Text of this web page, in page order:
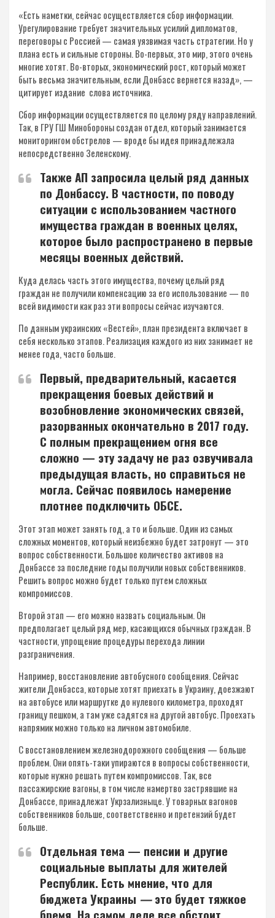
«Есть наметки, сейчас осуществляется сбор информации.
Урегулирование требует значительных усилий дипломатов,
переговоры с Россией — самая уязвимая часть стратегии. Но у
плана есть и сильные стороны. Во-первых, это мир, этого очень
многие хотят. Во-вторых, экономический рост, который может
быть весьма значительным, если Донбасс вернется назад», —
цитирует издание слова источника.
Сбор информации осуществляется по целому ряду направлений.
Так, в ГРУ ГШ Минобороны создан отдел, который занимается
мониторингом обстрелов — вроде бы идея принадлежала
непосредственно Зеленскому.
Также АП запросила целый ряд данных
по Донбассу. В частности, по поводу
ситуации с использованием частного
имущества граждан в военных целях,
которое было распространено в первые
месяцы военных действий.
Куда делась часть этого имущества, почему целый ряд
граждан не получили компенсацию за его использование — по
всей видимости как раз эти вопросы сейчас изучаются.
По данным украинских «Вестей», план президента включает в
себя несколько этапов. Реализация каждого из них занимает не
менее года, часто больше.
Первый, предварительный, касается
прекращения боевых действий и
возобновление экономических связей,
разорванных окончательно в 2017 году.
С полным прекращением огня все
сложно — эту задачу не раз озвучивала
предыдущая власть, но справиться не
могла. Сейчас появилось намерение
плотнее подключить ОБСЕ.
Этот этап может занять год, а то и больше. Один из самых
сложных моментов, который неизбежно будет затронут — это
вопрос собственности. Большое количество активов на
Донбассе за последние годы получили новых собственников.
Решить вопрос можно будет только путем сложных
компромиссов.
Второй этап — его можно назвать социальным. Он
предполагает целый ряд мер, касающихся обычных граждан. В
частности, упрощение процедуры перехода линии
разграничения.
Например, восстановление автобусного сообщения. Сейчас
жители Донбасса, которые хотят приехать в Украину, доезжают
на автобусе или маршрутке до нулевого километра, проходят
границу пешком, а там уже садятся на другой автобус. Проехать
напрямик можно только на личном автомобиле.
С восстановлением железнодорожного сообщения — больше
проблем. Они опять-таки упираются в вопросы собственности,
которые нужно решать путем компромиссов. Так, все
пассажирские вагоны, в том числе намертво застрявшие на
Донбассе, принадлежат Укрзализныце. У товарных вагонов
собственников больше, соответственно и претензий будет
больше.
Отдельная тема — пенсии и другие
социальные выплаты для жителей
Республик. Есть мнение, что для
бюджета Украины —это будет тяжкое
бремя. На самом деле все обстоит